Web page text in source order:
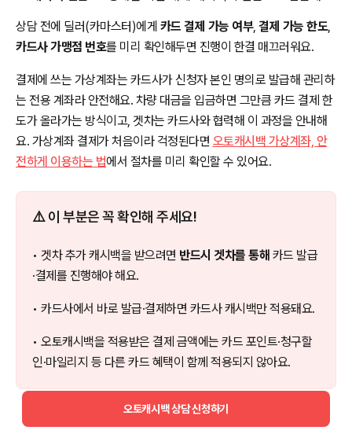
상담 전에 딜러(카마스터)에게 카드 결제 가능 여부, 결제 가능 한도,
카드사 가맹점 번호를 미리 확인해두면 진행이 한결 매끄러워요.
결제에 쓰는 가상계좌는 카드사가 신청자 본인 명의로 발급해 관리하
는 전용 계좌라 안전해요. 차량 대금을 입금하면 그만큼 카드 결제 한
도가 올라가는 방식이고, 겟차는 카드사와 협력해 이 과정을 안내해
요. 가상계좌 결제가 처음이라 걱정된다면 오토캐시백 가상계좌, 안
전하게 이용하는 법에서 절차를 미리 확인할 수 있어요.
⚠️ 이 부분은 꼭 확인해 주세요!
• 겟차 추가 캐시백을 받으려면 반드시 겟차를 통해 카드 발급
·결제를 진행해야 해요.
• 카드사에서 바로 발급·결제하면 카드사 캐시백만 적용돼요.
• 오토캐시백을 적용받은 결제 금액에는 카드 포인트·청구할
인·마일리지 등 다른 카드 혜택이 함께 적용되지 않아요.
오토캐시백 상담 신청하기